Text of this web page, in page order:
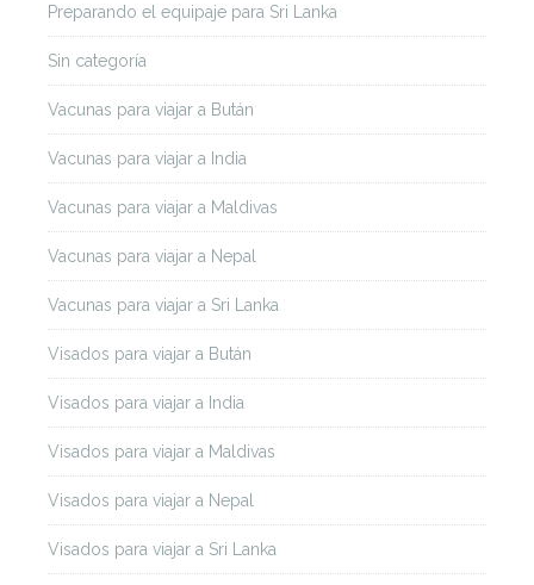
Preparando el equipaje para Sri Lanka
Sin categoría
Vacunas para viajar a Bután
Vacunas para viajar a India
Vacunas para viajar a Maldivas
Vacunas para viajar a Nepal
Vacunas para viajar a Sri Lanka
Visados para viajar a Bután
Visados para viajar a India
Visados para viajar a Maldivas
Visados para viajar a Nepal
Visados para viajar a Sri Lanka